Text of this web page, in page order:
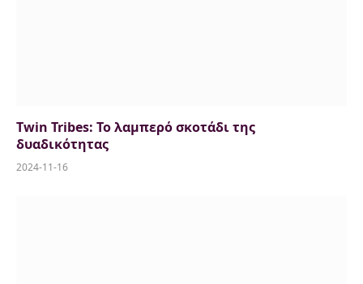
Twin Tribes: Το λαμπερό σκοτάδι της
δυαδικότητας
2024-11-16